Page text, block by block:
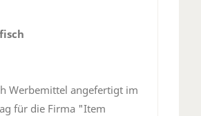
Werbemittel angefertigt im
für die Firma "Item